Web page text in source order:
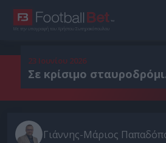
Με την υπογραφή του Χρήστου Σωτηρακόπουλου
23 Ιουνίου 2026
Σε κρίσιμο
Γιάννης-Μάριος